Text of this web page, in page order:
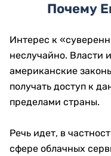
Почему
Интерес к
неслучайно. Власти
американские
получать доступ к
пределами страны.
Речь идет, в
сфере облачных